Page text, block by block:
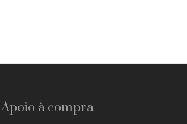
Apoio à compra